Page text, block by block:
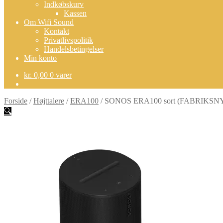
Indkøbskurv
Kassen
Om Wifi Sound
Kontakt
Privatlivspolitik
Handelsbetingelser
Min konto
kr. 0,00 0 varer
Forside /Højttalere /ERA100 / SONOS ERA100 sort
🔍